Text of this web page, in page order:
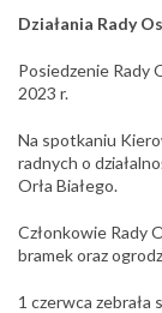
Działania Rady
Posiedzenie Rady
2023 r.
Na spotkaniu
radnych o
Orła Białego.
Członkowie Rady
bramek oraz
1 czerwca zebrała